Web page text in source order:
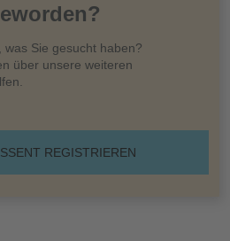
Sie gesucht haben?
über unsere weiteren
REGISTRIEREN